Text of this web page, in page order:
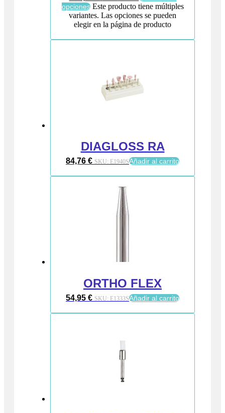
opciones Este producto tiene múltiples
variantes. Las opciones se pueden
elegir en la página de producto
DIAGLOSS RA
84,76 € SKU: E1940SAñadir al carrito
ORTHO FLEX
54,95 € SKU: E1333SAñadir al carrito